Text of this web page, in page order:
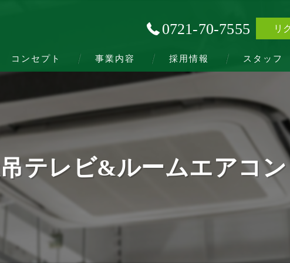
0721-70-7555 リ
コンセプト 事業内容 採用情報 スタッフ
テレビ&ルームエアコン